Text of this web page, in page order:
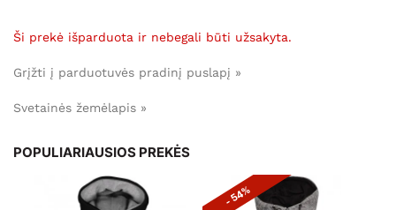
Ši prekė išparduota ir nebegali būti užsakyta.
Grįžti į parduotuvės pradinį puslapį »
Svetainės žemėlapis »
POPULIARIAUSIOS PREKĖS
- 54%